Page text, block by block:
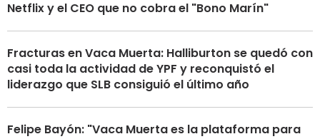
Netflix y el CEO que no cobra el "Bono Marín"
Fracturas en Vaca Muerta: Halliburton se quedó con
casi toda la actividad de YPF y reconquistó el
liderazgo que SLB consiguió el último año
Felipe Bayón: "Vaca Muerta es la plataforma para